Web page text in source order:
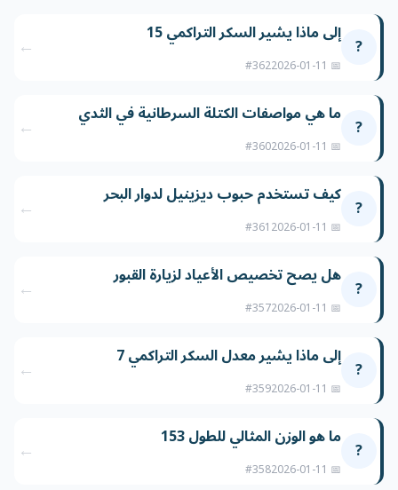
? إلى ماذا يشير السكر التراكمي 15
📅 2026-01-11
#362
←
? ما هي مواصفات الكتلة السرطانية في الثدي
📅 2026-01-11
#360
←
? كيف تستخدم حبوب ديزينيل لدوار البحر
📅 2026-01-11
#361
←
? هل يصح تخصيص الأعياد لزيارة القبور
📅 2026-01-11
#357
←
? إلى ماذا يشير معدل السكر التراكمي 7
📅 2026-01-11
#359
←
? ما هو الوزن المثالي للطول 153
📅 2026-01-11
#358
←